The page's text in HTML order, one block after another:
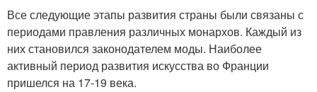
Все следующие этапы развития страны были связаны с
периодами правления различных монархов. Каждый из
них становился законодателем моды. Наиболее
активный период развития искусства во Франции
пришелся на 17-19 века.